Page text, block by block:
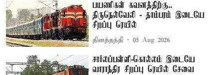
பயணிகள் கவனத்திற்கு..
திருநெல்வேலி - தாம்பரம் இடையே
சிறப்பு ரெயில்
தினத்தந்தி 05 Aug 2026
சார்லப்பள்ளி-கொல்லம் இடையே
வாராந்திர சிறப்பு ரெயில் சேவை